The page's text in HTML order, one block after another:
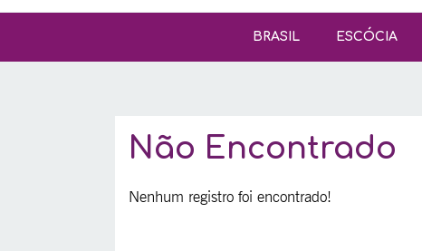
BRASIL ESCÓCIA
Não Encontrado
Nenhum registro foi encontrado!